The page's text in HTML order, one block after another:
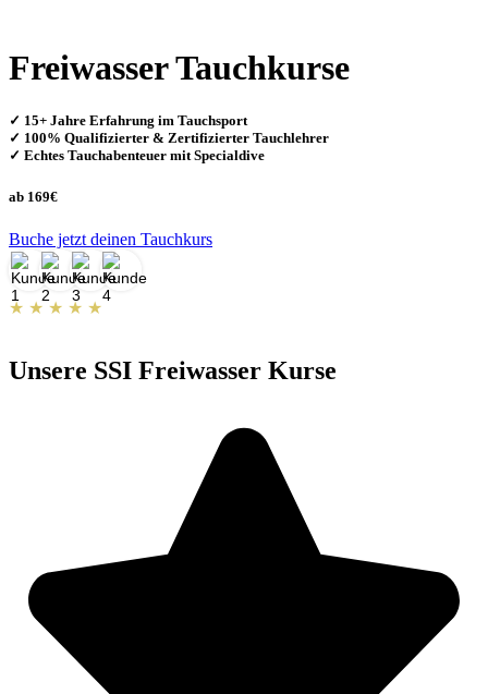
FreiwasserTauchkurse
✓ 15+ Jahre Erfahrung im Tauchsport
✓ 100% Qualifizierter & Zertifizierter Tauchlehrer
✓ Echtes Tauchabenteuer mit Specialdive
ab 169€
Buche jetzt deinen Tauchkurs
★ ★ ★ ★ ★
Unsere SSI Freiwasser Kurse